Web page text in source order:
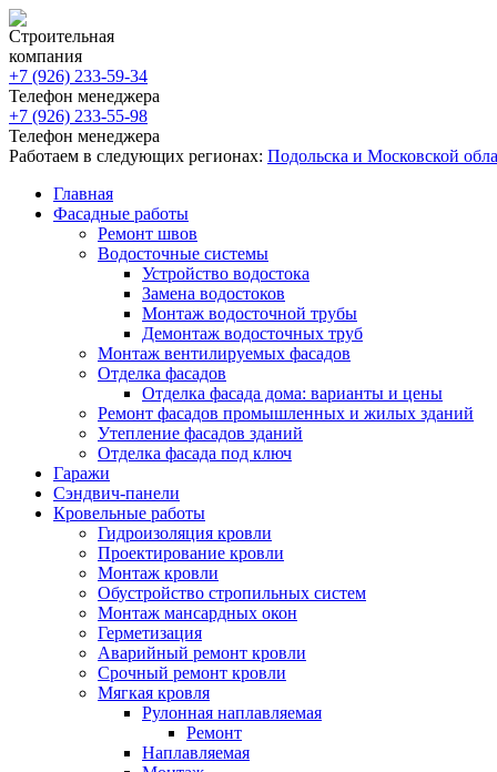
Строительная
компания
+7 (926) 233-59-34
Телефон менеджера
+7 (926) 233-55-98
Телефон менеджера
Работаем в следующих регионах: Подольска и Московской
Главная
Фасадные работы
Ремонт швов
Водосточные системы
Устройство водостока
Замена водостоков
Монтаж водосточной трубы
Демонтаж водосточных труб
Монтаж вентилируемых фасадов
Отделка фасадов
Отделка фасада дома: варианты и цены
Ремонт фасадов промышленных и жилых зданий
Утепление фасадов зданий
Отделка фасада под ключ
Гаражи
Сэндвич-панели
Кровельные работы
Гидроизоляция кровли
Проектирование кровли
Монтаж кровли
Обустройство стропильных систем
Монтаж мансардных окон
Герметизация
Аварийный ремонт кровли
Срочный ремонт кровли
Мягкая кровля
Рулонная наплавляемая
Ремонт
Наплавляемая